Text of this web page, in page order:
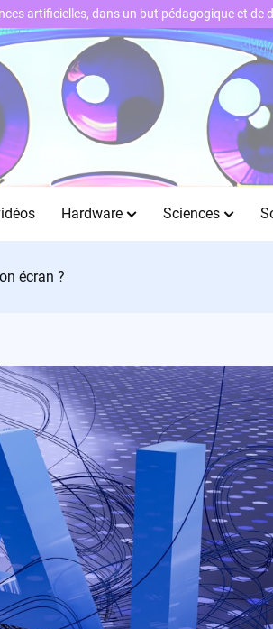
Hardware Sciences
écran ?
artificielles, dans un but pédagogique et de